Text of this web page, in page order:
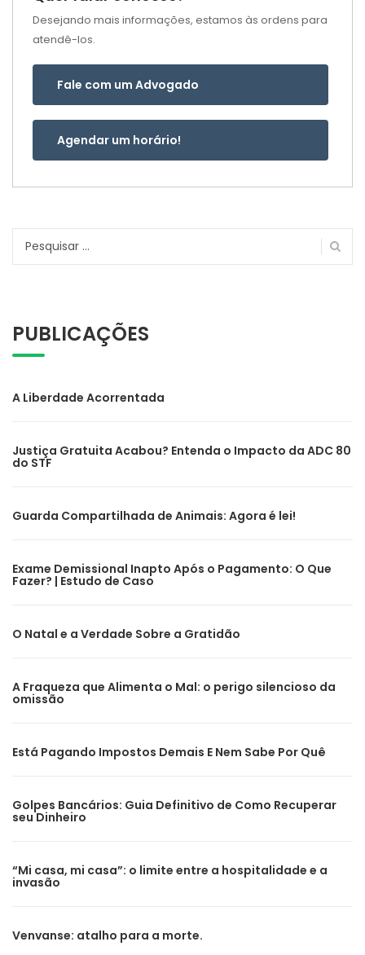
Desejando mais informações, estamos às ordens para
atendê-los.
Fale com um Advogado
Agendar um horário!
Pesquisar
PUBLICAÇÕES
A Liberdade Acorrentada
Justiça Gratuita Acabou? Entenda o Impacto da ADC 80
do STF
Guarda Compartilhada de Animais: Agora é lei!
Exame Demissional Inapto Após o Pagamento: O Que
Fazer? | Estudo de Caso
O Natal e a Verdade Sobre a Gratidão
A Fraqueza que Alimenta o Mal: o perigo silencioso da
omissão
Está Pagando Impostos Demais E Nem Sabe Por Quê
Golpes Bancários: Guia Definitivo de Como Recuperar
seu Dinheiro
“Mi casa, mi casa”: o limite entre a hospitalidade e a
invasão
Venvanse: atalho para a morte.